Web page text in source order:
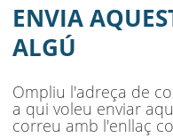
SEU ELECTRÒNICA
BELL-LLOC
ENVIA
ALGÚ
Ompliu l'adreça de
a qui voleu enviar
correu amb l'enllaç